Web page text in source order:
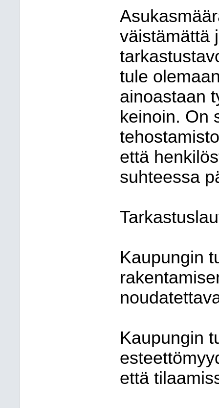
väistämättä
tule
ainoastaan
keinoin. On
että
suhteessa
Kaupungin
Kaupungin
että